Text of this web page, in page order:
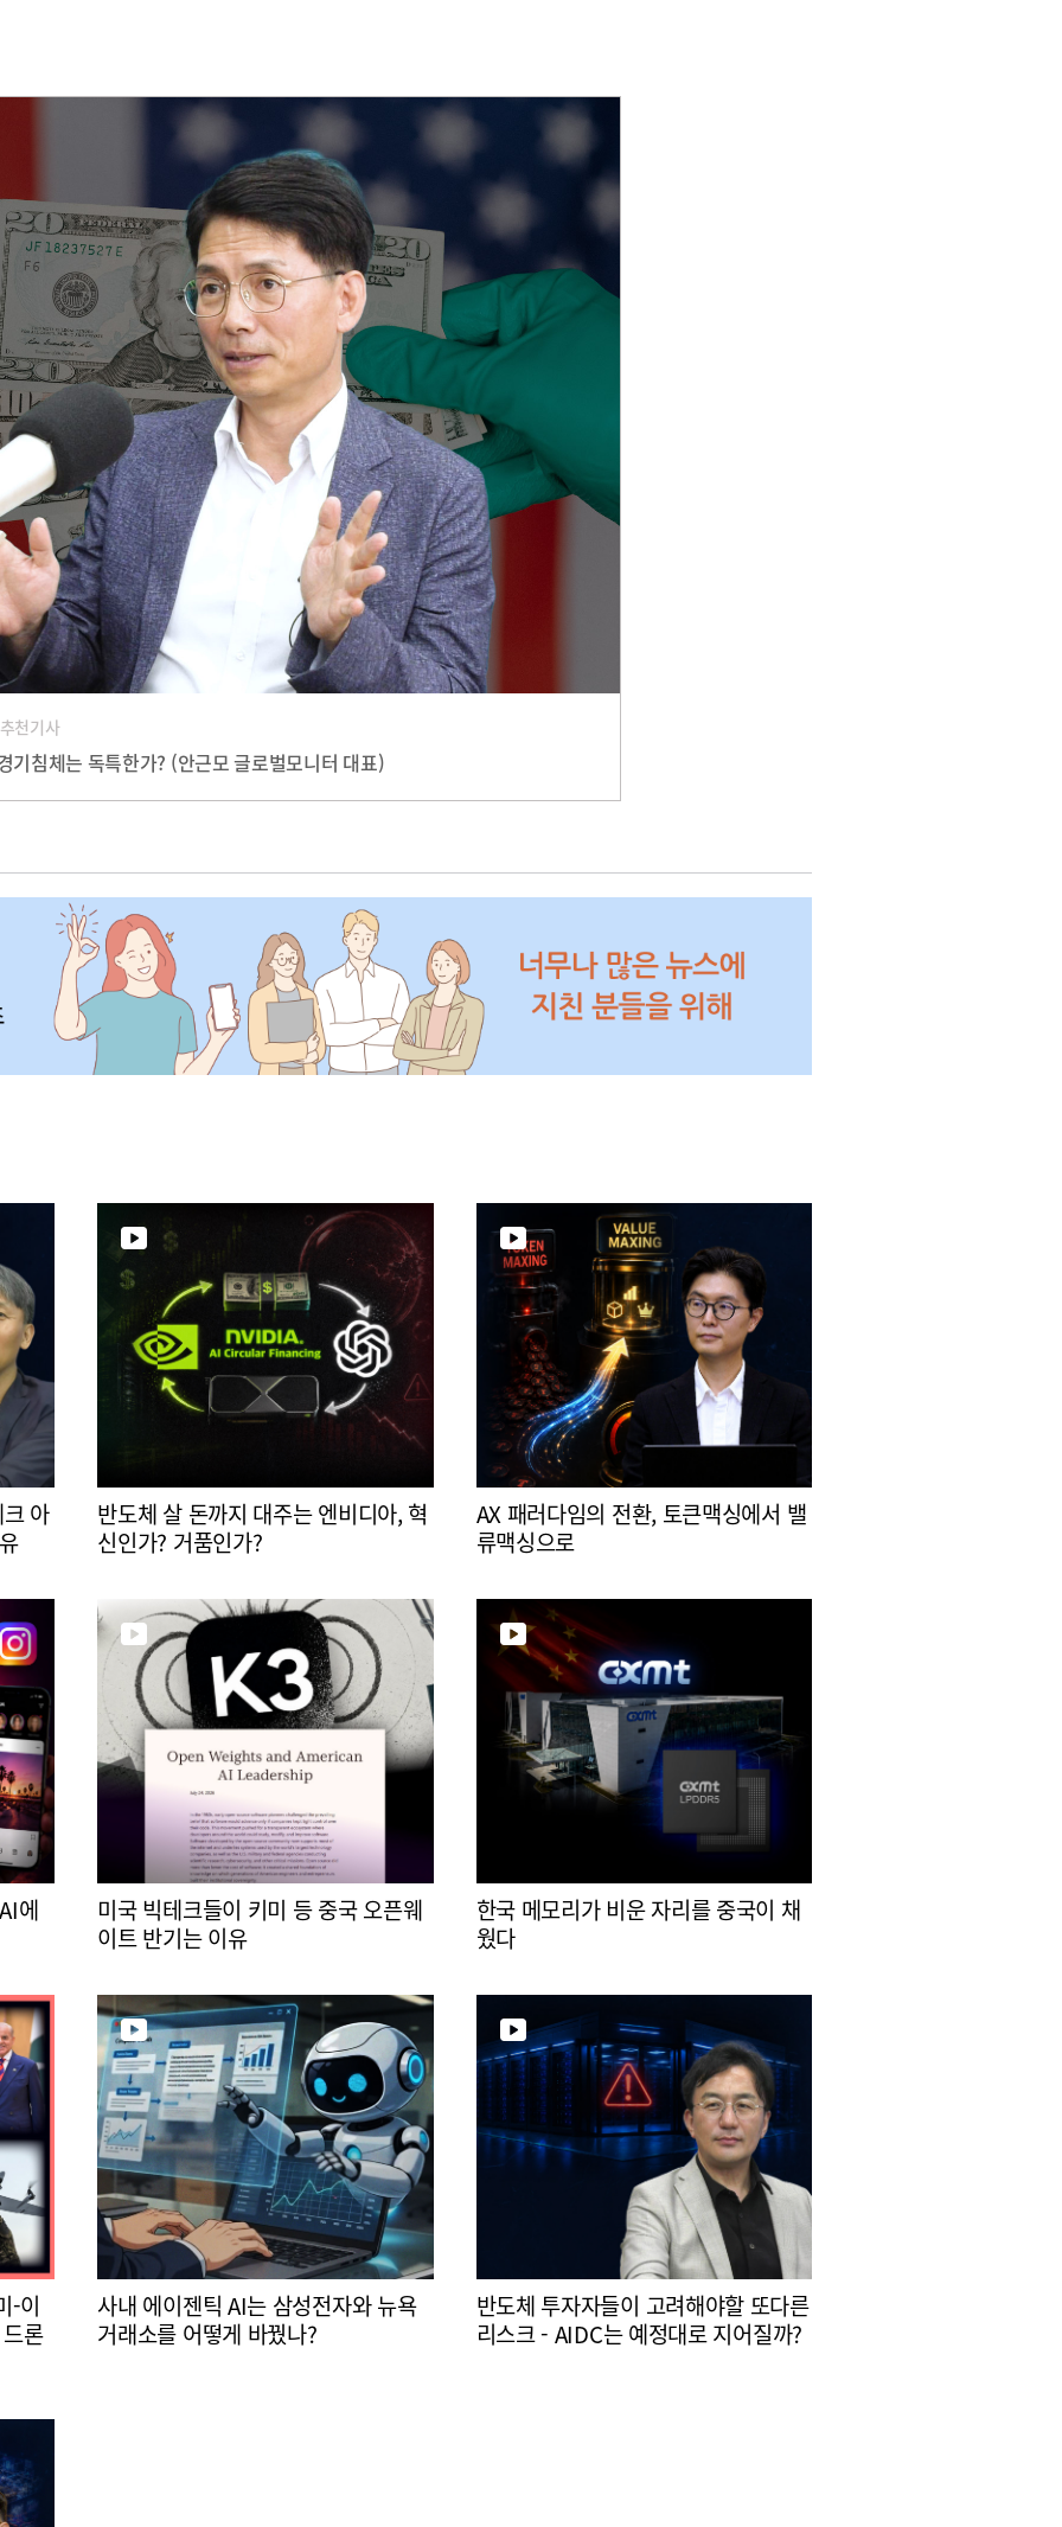
천기사
왜 이번 경기침체는 독특한가? (안근모 글로벌모니터 대표)
아
반도체 살 돈까지 대주는 엔비디아, 혁
신인가? 거품인가?
AX 패러다임의 전환, 토큰맥싱에서 밸
류맥싱으로
에
미국 빅테크들이 키미 등 중국 오픈웨
이트 반기는 이유
한국 메모리가 비운 자리를 중국이 채
웠다
-이
론
사내 에이젠틱 AI는 삼성전자와 뉴욕
거래소를 어떻게 바꿨나?
반도체 투자자들이 고려해야할 또다른
리스크 - AIDC는 예정대로 지어질까?